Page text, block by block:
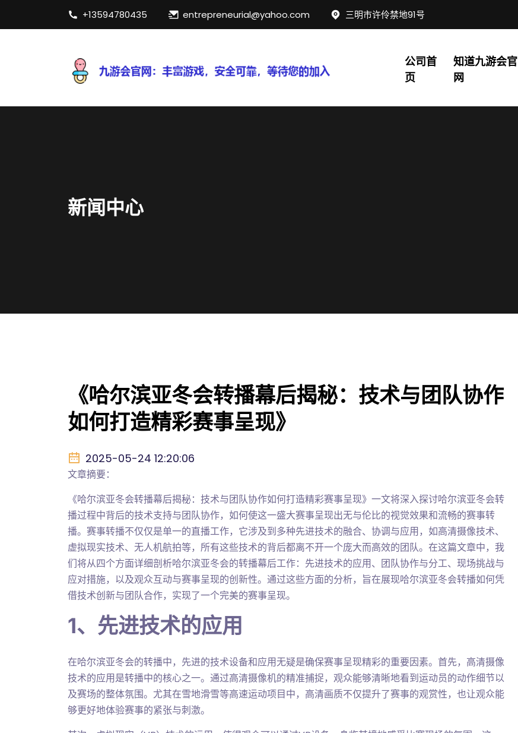
+13594780435 entrepreneurial@yahoo.com 三明市许伶禁地91号
公司首
页
知道九游会官
网
新闻中心
《哈尔滨亚冬会转播幕后揭秘：技术与团队协作
如何打造精彩赛事呈现》
2025-05-24 12:20:06
文章摘要：
《哈尔滨亚冬会转播幕后揭秘：技术与团队协作如何打造精彩赛事呈现》一文将深入探讨哈尔滨亚冬会转
播过程中背后的技术支持与团队协作，如何使这一盛大赛事呈现出无与伦比的视觉效果和流畅的赛事转
播。赛事转播不仅仅是单一的直播工作，它涉及到多种先进技术的融合、协调与应用，如高清摄像技术、
虚拟现实技术、无人机航拍等，所有这些技术的背后都离不开一个庞大而高效的团队。在这篇文章中，我
们将从四个方面详细剖析哈尔滨亚冬会的转播幕后工作：先进技术的应用、团队协作与分工、现场挑战与
应对措施，以及观众互动与赛事呈现的创新性。通过这些方面的分析，旨在展现哈尔滨亚冬会转播如何凭
借技术创新与团队合作，实现了一个完美的赛事呈现。
1、先进技术的应用
在哈尔滨亚冬会的转播中，先进的技术设备和应用无疑是确保赛事呈现精彩的重要因素。首先，高清摄像
技术的应用是转播中的核心之一。通过高清摄像机的精准捕捉，观众能够清晰地看到运动员的动作细节以
及赛场的整体氛围。尤其在雪地滑雪等高速运动项目中，高清画质不仅提升了赛事的观赏性，也让观众能
够更好地体验赛事的紧张与刺激。